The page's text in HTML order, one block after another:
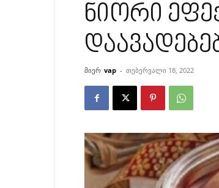
ნიორი
მიერ vap - თებერვალი 18, 2022